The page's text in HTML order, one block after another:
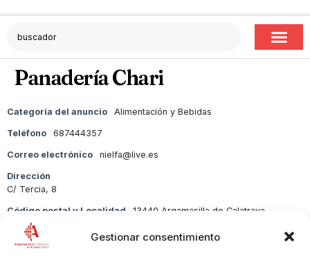
Gestionar consentimiento
Panadería Chari
Categoría del anuncio Alimentación y Bebidas
Teléfono 687444357
Correo electrónico nielfa@live.es
Dirección
C/ Tercia, 8
Código postal y Localidad 13440 Argamasilla de Calatrava
Sector Alimentación